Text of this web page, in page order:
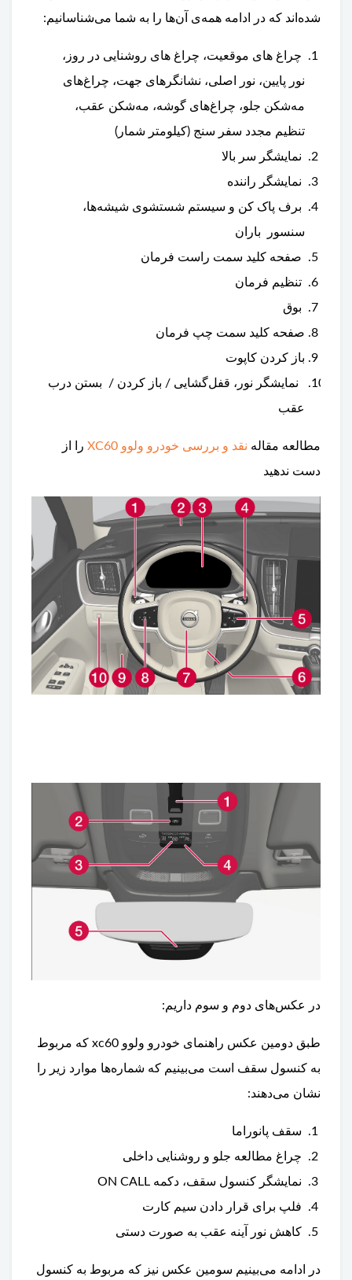
شده‌اند که در ادامه همه‌ی آن‌ها را به شما می‌شناسانیم:
چراغ های موقعیت، چراغ های روشنایی در روز،
نور پایین، نور اصلی، نشانگرهای جهت، چراغ‌های
مه‌شکن جلو، چراغ‌های گوشه، مه‌شکن عقب،
تنظیم مجدد سفر سنج (کیلومتر شمار)
نمایشگر سر بالا
نمایشگر راننده
برف پاک کن و سیستم شستشوی شیشه‌ها،
سنسور باران
صفحه کلید سمت راست فرمان
تنظیم فرمان
بوق
صفحه کلید سمت چپ فرمان
باز کردن کاپوت
نمایشگر نور، قفل‌گشایی / باز کردن / بستن درب
عقب
مطالعه مقاله نقد و بررسی خودرو ولوو XC60
را از
دست ندهید
در عکس‌های دوم و سوم داریم:
طبق دومین عکس راهنمای خودرو ولوو xc60 که مربوط
به کنسول سقف است می‌بینیم که شماره‌ها موارد زیر را
نشان می‌دهند:
سقف پانوراما
چراغ مطالعه جلو و روشنایی داخلی
نمایشگر کنسول سقف، دکمه ON CALL
فلپ برای قرار دادن سیم کارت
کاهش نور آینه عقب به صورت دستی
در ادامه ‌می‌بینیم سومین عکس نیز که مربوط به کنسول